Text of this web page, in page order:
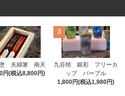
夫婦箸 南天
円(税込8,800円)
3
九谷焼 銀彩 フリーカ
ップ パープル
1,800円(税込1,980円)